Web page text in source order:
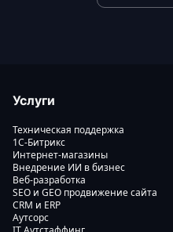
Услуги
Техническая поддержка
1С-Битрикс
Интернет-магазины
Внедрение ИИ в бизнес
Веб-разработка
SEO и GEO продвижение сайта
CRM и ERP
Аутсорс